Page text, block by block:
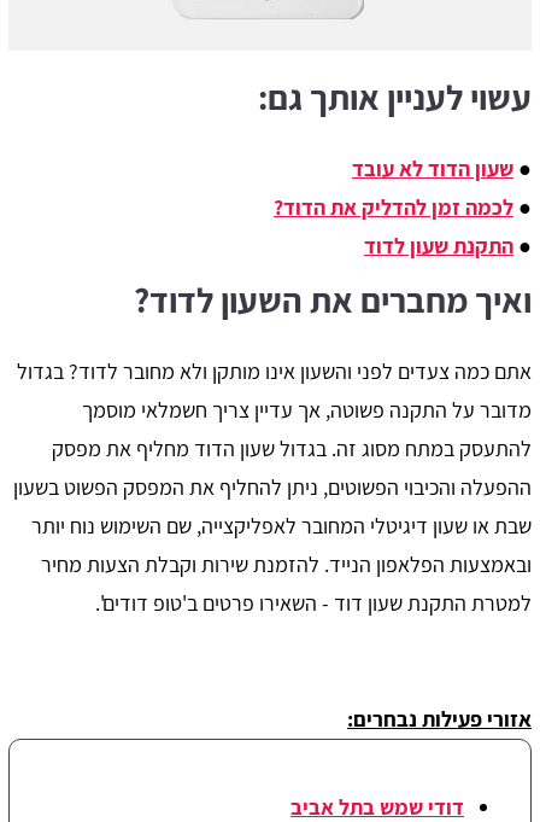
עשוי לעניין אותך גם:
● שעון הדוד לא עובד
● לכמה זמן להדליק את הדוד?
● התקנת שעון לדוד
ואיך מחברים את השעון לדוד?
אתם כמה צעדים לפני והשעון אינו מותקן ולא מחובר לדוד? בגדול
מדובר על התקנה פשוטה, אך עדיין צריך חשמלאי מוסמך
להתעסק במתח מסוג זה. בגדול שעון הדוד מחליף את מפסק
ההפעלה והכיבוי הפשוטים, ניתן להחליף את המפסק הפשוט בשעון
שבת או שעון דיגיטלי המחובר לאפליקצייה, שם השימוש נוח יותר
ובאמצעות הפלאפון הנייד. להזמנת שירות וקבלת הצעות מחיר
למטרת התקנת שעון דוד - השאירו פרטים ב'טופ דודים'.
אזורי פעילות נבחרים:
דודי שמש בתל אביב